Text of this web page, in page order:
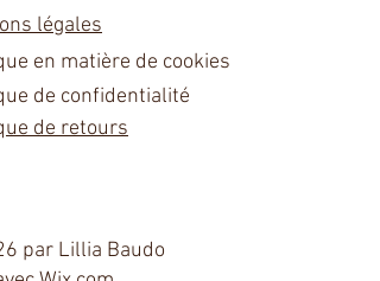
légales
en matière de cookies
de confidentialité
de retours
par Lillia Baudo